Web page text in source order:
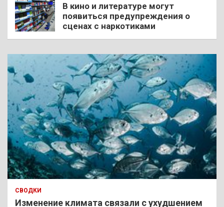
В кино и литературе могут
появиться предупреждения о
сценах с наркотиками
СВОДКИ
Изменение климата связали с ухудшением